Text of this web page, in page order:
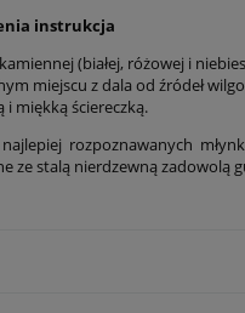
instrukcja
(białej, różowej i
miejscu z dala od źródeł
i miękką ściereczką.
rozpoznawanych
ze stalą nierdzewną zadowolą